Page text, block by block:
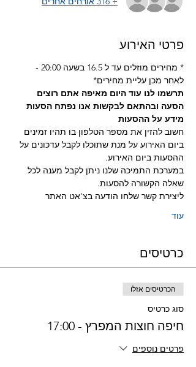
פרטי האירוע
* מחירים מוזלים עד ל 16.5 בשעה 20:00 -
לאחר מכן עליית מחירים*
תרשמו לנו עוד היום מאיפה אתם רוצים
הסעה ובהתאם לבקשות אנו נפתח הסעות
מידע על ההסעות
חשוב להזין את מספר הטלפון בו תהיו זמינים
ביום האירוע על מנת שתוכלו לקבל עדכונים על
ההסעות ביום האירוע.
במערכת התמיכה שלנו ניתן לקבל מענה לכל
שאלה הקשורה להסעות.
ליצירת קשר שלחו הודעה בצ'אט האתר
עוד
כרטיסים
הכרטיסים אזלו
סוג כרטיס
חיפה חוצות המפרץ - 17:00
פרטים נוספים